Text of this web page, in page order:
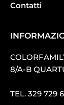
Contatti
8/A-B
TEL. 329 729